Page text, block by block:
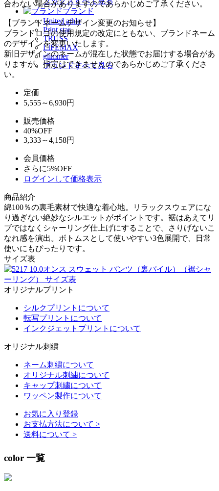
ブランド
United athle
Print star
TRUSS
LIFEMAX
glimmer
ブランドすべて見る
合わない場合がありますのであらかじめご了承ください。
【ブランドネームデザイン変更のお知らせ】
ブランドロゴの使用規定の改定にともない、ブランドネーム
のデザインを変更いたします。
新旧デザインのネームが混在した状態でお届けする場合があ
りますが、指定はできませんのであらかじめご了承くださ
い。
定価
5,555～6,930円
販売価格
40%OFF
3,333～4,158円
会員価格
さらに5%OFF
ログインして価格表示
商品紹介
綿100％の裏毛素材で快適な着心地。リラックスウェアにな
り過ぎない絶妙なシルエットがポイントです。裾はあえてリ
ブではなくシャーリング仕上げにすることで、さりげないこ
なれ感を演出。ボトムスとして使いやすい3色展開で、日常
使いにもぴったりです。
サイズ表
オリジナルプリント
シルクプリントについて
転写プリントについて
インクジェットプリントについて
オリジナル刺繍
ネーム刺繍について
オリジナル刺繍について
キャップ刺繍について
ワッペン製作について
お気に入り登録
お支払方法について >
送料について >
color 一覧